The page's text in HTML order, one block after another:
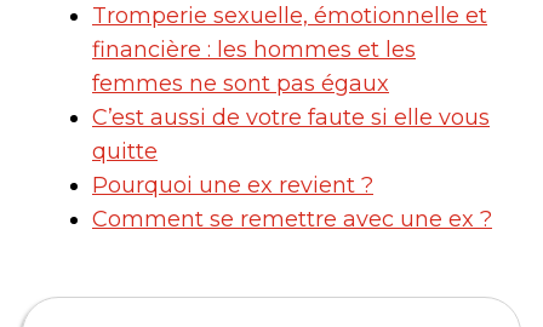
Tromperie sexuelle, émotionnelle et
financière : les hommes et les
femmes ne sont pas égaux
C’est aussi de votre faute si elle vous
quitte
Pourquoi une ex revient ?
Comment se remettre avec une ex ?